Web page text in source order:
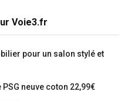
Voie3.fr
pour un salon stylé et
PSG neuve coton 22,99€